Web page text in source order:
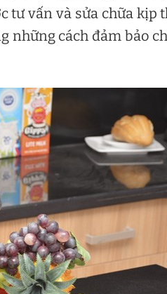
tư vấn và sửa chữa kịp
những cách đảm bảo